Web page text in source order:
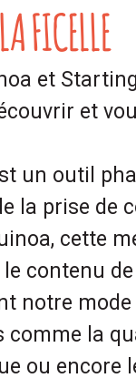
FICELLE
et
et
un outil
la prise de
cette
contenu
notre
la
ou encore